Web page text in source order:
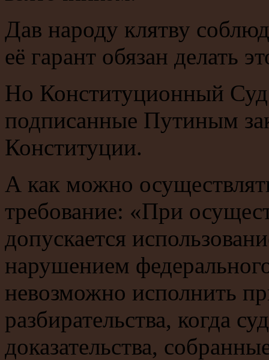
Дав народу клятву
её гарант обязан делать
Но Конституционный
подписанные Путиным
Конституции.
А как можно
требование: «При
допускается
нарушением
невозможно исполнить
разбирательства, когда
доказательства,